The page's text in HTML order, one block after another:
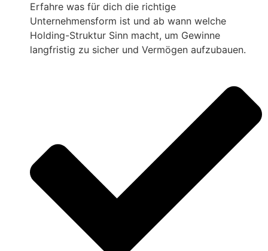
Erfahre was für dich die richtige
Unternehmensform ist und ab wann welche
Holding-Struktur Sinn macht, um Gewinne
langfristig zu sicher und Vermögen aufzubauen.